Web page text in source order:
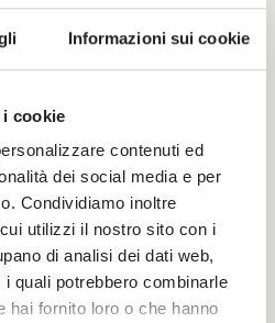
Informazioni sui cookie
cookie
contenuti ed
dei social media e per
Condividiamo inoltre
utilizzi il nostro sito con i
di analisi dei dati web,
quali potrebbero combinarle
hai fornito loro o che hanno
Vista città Fino a 2 persone
e lasciatevi conquistare dal
spaziosa camera per due
king-size, doccia walk-in e dettagli
pause caffè e soggiorni di stile